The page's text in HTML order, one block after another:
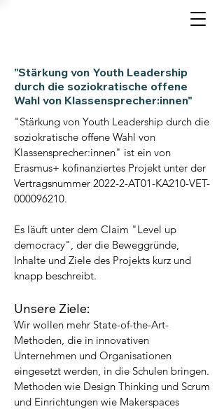
"Stärkung von Youth Leadership
durch die soziokratische offene
Wahl von Klassensprecher:innen"
"Stärkung von Youth Leadership durch die
soziokratische offene Wahl von
Klassensprecher:innen" ist ein von
Erasmus+ kofinanziertes Projekt unter der
Vertragsnummer 2022-2-AT01-KA210-VET-
000096210.
Es läuft unter dem Claim "Level up
democracy", der die Beweggründe,
Inhalte und Ziele des Projekts kurz und
knapp beschreibt.
Unsere Ziele:
Wir wollen mehr State-of-the-Art-
Methoden, die in innovativen
Unternehmen und Organisationen
eingesetzt werden, in die Schulen bringen.
Methoden wie Design Thinking und Scrum
und Einrichtungen wie Makerspaces